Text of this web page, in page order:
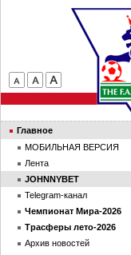
Главное
МОБИЛЬНАЯ ВЕРСИЯ
Лента
JOHNNYBET
Telegram-канал
Чемпионат Мира-2026
Трасферы лето-2026
Архив новостей